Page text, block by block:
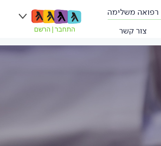
רפואה משלימה
צור קשר התחבר הרשם